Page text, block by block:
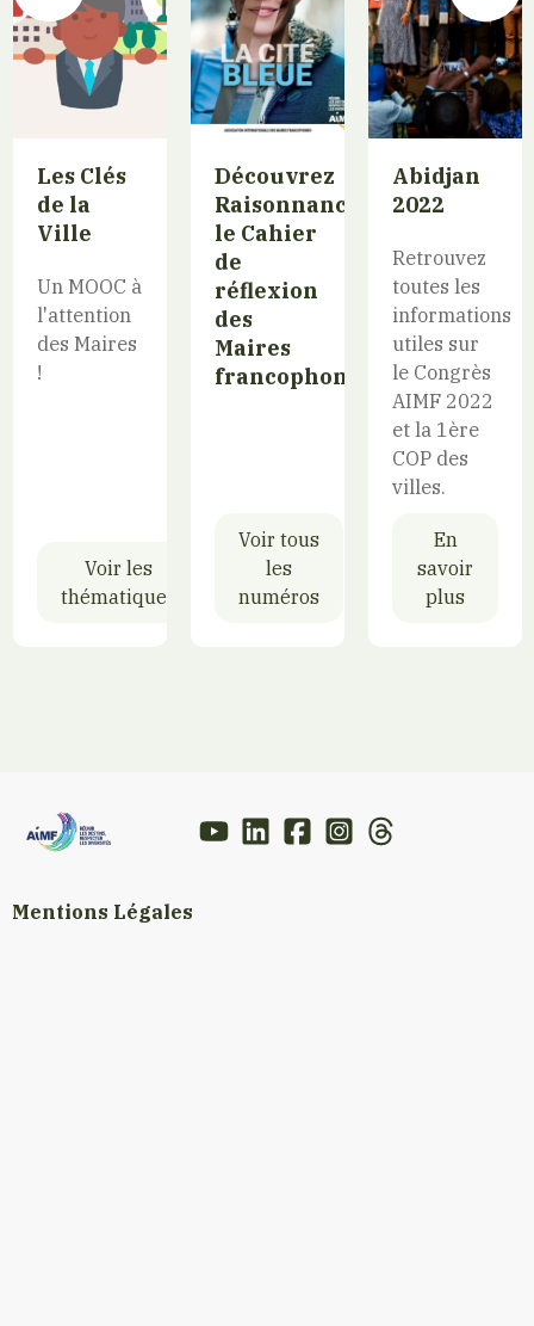
Les Clés
de la
Ville
Un MOOC à
l'attention
des Maires
!
Voir les
thématiques
Découvrez
Raisonnance,
le Cahier
de
réflexion
des
Maires
francophones
Voir tous
les
numéros
Abidjan
2022
Retrouvez
toutes les
informations
utiles sur
le Congrès
AIMF 2022
et la 1ère
COP des
villes.
En
savoir
plus
Mentions Légales